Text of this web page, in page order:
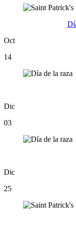
Oct
14
Dic
03
Dic
25